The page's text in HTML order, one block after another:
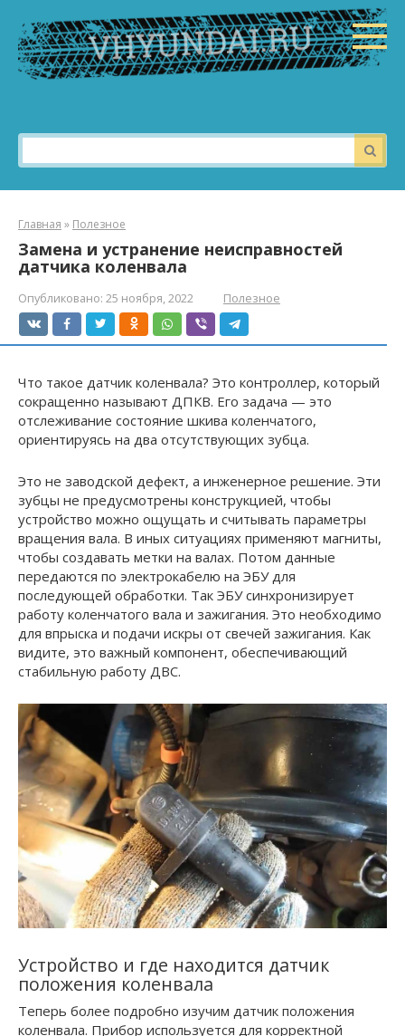
контенту
Поиск:
Главная » Полезное
Замена и устранение неисправностей
датчика коленвала
Опубликовано: 25 ноября, 2022 Полезное
Что такое датчик коленвала? Это контроллер, который
сокращенно называют ДПКВ. Его задача — это
отслеживание состояние шкива коленчатого,
ориентируясь на два отсутствующих зубца.
Это не заводской дефект, а инженерное решение. Эти
зубцы не предусмотрены конструкцией, чтобы
устройство можно ощущать и считывать параметры
вращения вала. В иных ситуациях применяют магниты,
чтобы создавать метки на валах. Потом данные
передаются по электрокабелю на ЭБУ для
последующей обработки. Так ЭБУ синхронизирует
работу коленчатого вала и зажигания. Это необходимо
для впрыска и подачи искры от свечей зажигания. Как
видите, это важный компонент, обеспечивающий
стабильную работу ДВС.
Устройство и где находится датчик
положения коленвала
Теперь более подробно изучим датчик положения
коленвала. Прибор используется для корректной